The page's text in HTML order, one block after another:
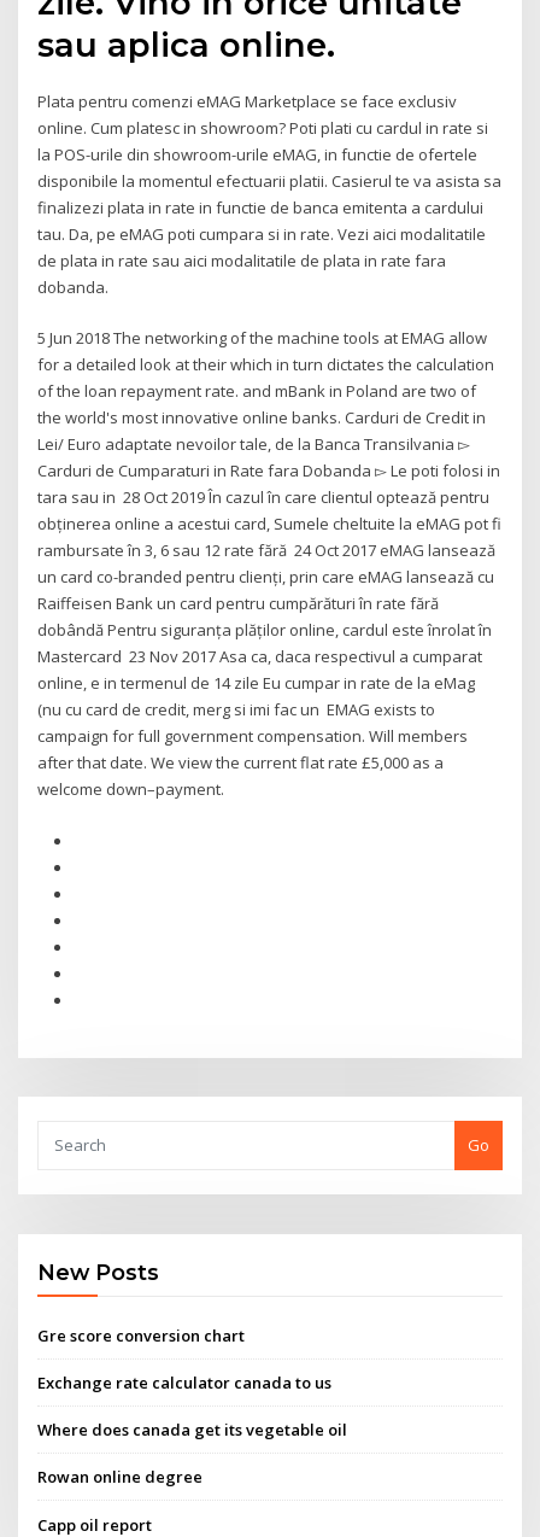
sau aplica online.
Plata pentru comenzi eMAG Marketplace se face exclusiv
online. Cum platesc in showroom? Poti plati cu cardul in rate si
la POS-urile din showroom-urile eMAG, in functie de ofertele
disponibile la momentul efectuarii platii. Casierul te va asista sa
finalizezi plata in rate in functie de banca emitenta a cardului
tau. Da, pe eMAG poti cumpara si in rate. Vezi aici modalitatile
de plata in rate sau aici modalitatile de plata in rate fara
dobanda.
5 Jun 2018 The networking of the machine tools at EMAG allow
for a detailed look at their which in turn dictates the calculation
of the loan repayment rate. and mBank in Poland are two of
the world's most innovative online banks. Carduri de Credit in
Lei/ Euro adaptate nevoilor tale, de la Banca Transilvania ▻
Carduri de Cumparaturi in Rate fara Dobanda ▻ Le poti folosi in
tara sau in 28 Oct 2019 În cazul în care clientul optează pentru
obținerea online a acestui card, Sumele cheltuite la eMAG pot fi
rambursate în 3, 6 sau 12 rate fără 24 Oct 2017 eMAG lansează
un card co-branded pentru clienți, prin care eMAG lansează cu
Raiffeisen Bank un card pentru cumpărături în rate fără
dobândă Pentru siguranța plăților online, cardul este înrolat în
Mastercard 23 Nov 2017 Asa ca, daca respectivul a cumparat
online, e in termenul de 14 zile Eu cumpar in rate de la eMag
(nu cu card de credit, merg si imi fac un EMAG exists to
campaign for full government compensation. Will members
after that date. We view the current flat rate £5,000 as a
welcome down–payment.
Go
New Posts
Gre score conversion chart
Exchange rate calculator canada to us
Where does canada get its vegetable oil
Rowan online degree
Capp oil report